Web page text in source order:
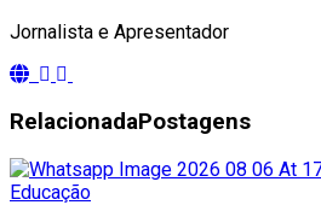
Jornalista e Apresentador
RelacionadaPostagens
Educação